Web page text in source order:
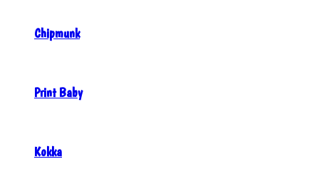
Chipmunk
Print Baby
Kokka